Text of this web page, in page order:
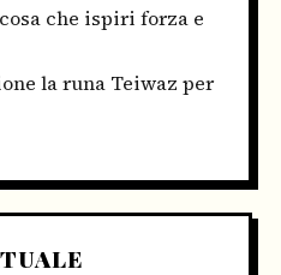
che ispiri forza e
la runa Teiwaz per